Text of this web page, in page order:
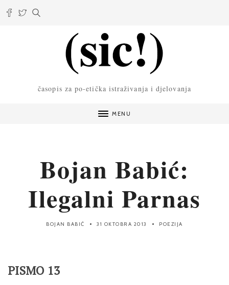
časopis za po-etička istraživanja i djelovanja
MENU
Bojan Babić:
Ilegalni Parnas
BOJAN BABIĆ 31 OKTOBRA 2013 POEZIJA
PISMO 13